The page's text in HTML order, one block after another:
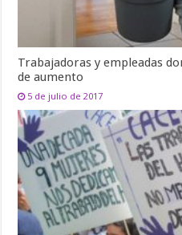
Trabajadoras y empleadas
de aumento
5 de julio de 2017